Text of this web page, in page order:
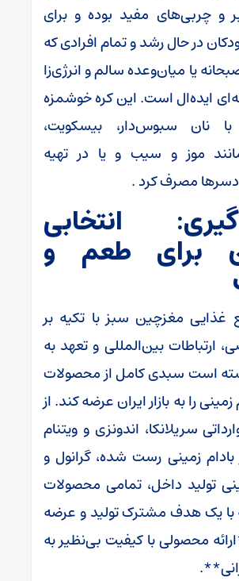
و چربی‌های مفید بوده و برای
در حال رشد و تمام افرادی که
یا میان‌وعده سالم و انرژی‌زا
ایده‌ال است. این کره خوشمزه
نان سبوس‌دار، بیسکویت،
موز و سیب و یا در تهیه
مصرف کرد .
انتخابی
برای طعم و
غذایی مغزچین سبز با تکیه بر
ارتباطات بین‌المللی و تعهد به
است سبدی کامل از محصولات
زمینی را به بازار ایران عرضه کند. از
سریلانکا، اندونزی و ویتنام
بادام زمینی رست شده، گرانول و
تولید داخل، تمامی محصولات
یک هدف مشترک تولید و عرضه
محصولی با کیفیت بی‌نظیر به